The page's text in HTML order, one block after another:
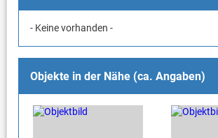
- Keine vorhanden -
Objekte in der Nähe (ca. Angaben)